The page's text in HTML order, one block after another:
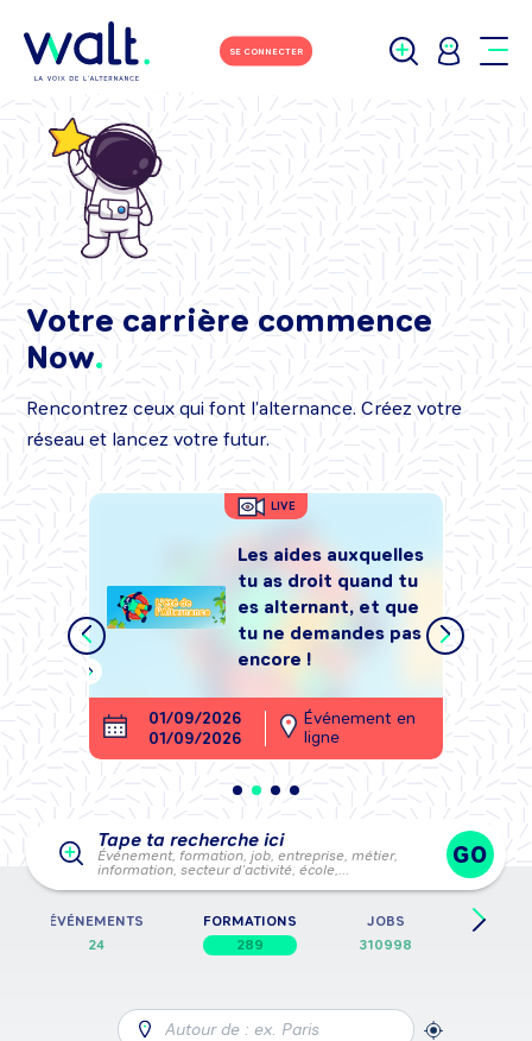
SE CONNECTER
Votre carrière commence
Now
Rencontrez ceux qui font l’alternance. Créez votre
réseau et lancez votre futur.
LIVE
Les aides auxquelles
tu as droit quand tu
es alternant, et que
tu ne demandes pas
encore !
01/09/2026
01/09/2026
Événement en
ligne
Tape ta recherche ici
Événement, formation, job, entreprise, métier,
information, secteur d’activité, école,…
GO
ÉVÉNEMENTS
24
FORMATIONS
289
JOBS
310998
FICHES
Autour de : ex. Paris